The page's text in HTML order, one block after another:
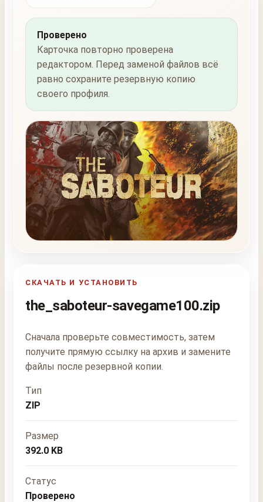
Проверено
Карточка повторно проверена
редактором. Перед заменой файлов всё
равно сохраните резервную копию
своего профиля.
СКАЧАТЬ И УСТАНОВИТЬ
the_saboteur-savegame100.zip
Сначала проверьте совместимость, затем
получите прямую ссылку на архив и замените
файлы после резервной копии.
Тип
ZIP
Размер
392.0 KB
Статус
Проверено